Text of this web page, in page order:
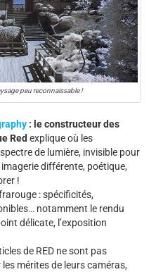
peu reconnaissable !
: le constructeur des
Red explique où les
de lumière, invisible pour
différente, poétique,
!
: spécificités,
notamment le rendu
délicate, l’exposition
de RED ne sont pas
mérites de leurs caméras,